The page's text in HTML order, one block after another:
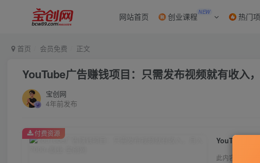
网站首页 创业课程 NEW 热门
首页 会员免费 正文
YouTube广告赚钱项目：只需发布视频就有收入
宝创网
4年前发布
YouTube广
此内容为付费
付费资源